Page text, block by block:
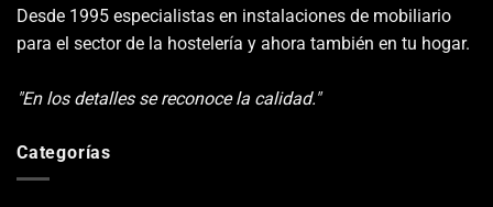
Desde 1995 especialistas en instalaciones de mobiliario
para el sector de la hostelería y ahora también en tu hogar.
"En los detalles se reconoce la calidad."
Categorías